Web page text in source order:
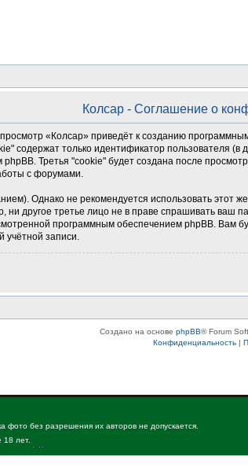
Колсар - Соглашение о
«Колсар» приведёт к созданию
содержат только идентификатор пользователя
Третья "cookie" будет создана после
с форумами.
Однако не рекомендуется использовать этот
ни другое третье лицо не в праве спрашивать
программным обеспечением phpBB. Вам
учётной записи.
Создано на основеphpBB® Forum
Конфиденциальность |
фото без разрешения их авторов не допускается.
лет.